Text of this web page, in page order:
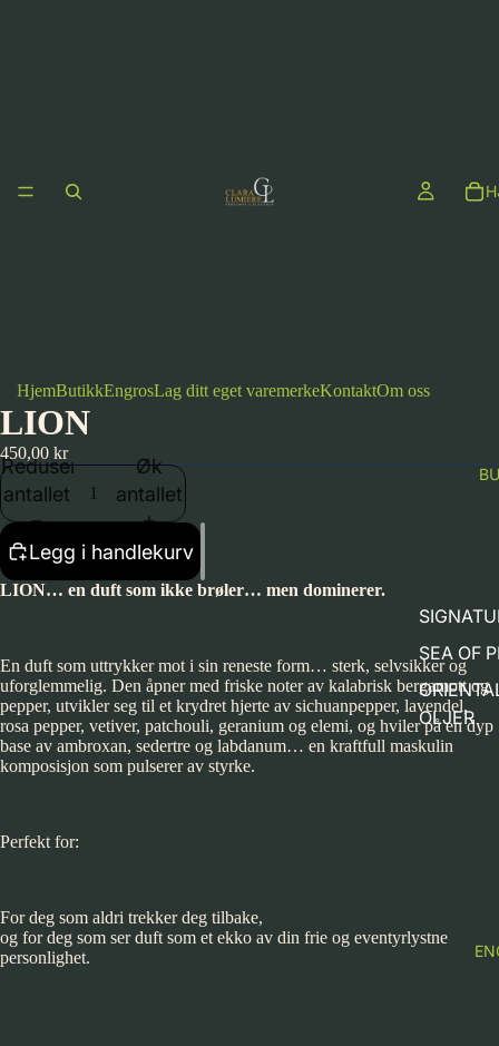
SEA OF
OLJER
HjemButikkEngrosLag ditt eget varemerkeKontaktOm oss
LION
450,00 kr
Reduser
antallet
Øk
antallet
Legg i handlekurv
LION… en duft som ikke brøler… men dominerer.
En duft som uttrykker mot i sin reneste form… sterk, selvsikker og
uforglemmelig. Den åpner med friske noter av kalabrisk bergamott og
pepper, utvikler seg til et krydret hjerte av sichuanpepper, lavendel,
rosa pepper, vetiver, patchouli, geranium og elemi, og hviler på en dyp
base av ambroxan, sedertre og labdanum… en kraftfull maskulin
komposisjon som pulserer av styrke.
Perfekt for:
For deg som aldri trekker deg tilbake,
og for deg som ser duft som et ekko av din frie og eventyrlystne
personlighet.